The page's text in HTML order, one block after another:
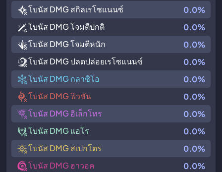
โบนัส DMG สกิลเรโซแนนซ์
0.0%
โบนัส DMG โจมตีปกติ
0.0%
โบนัส DMG โจมตีหนัก
0.0%
โบนัส DMG ปลดปล่อยเรโซแนนซ์
0.0%
โบนัส DMG กลาซิโอ
0.0%
โบนัส DMG ฟิวชัน
0.0%
โบนัส DMG อิเล็กโทร
0.0%
โบนัส DMG แอโร
0.0%
โบนัส DMG สเปกโตร
0.0%
โบนัส DMG ฮาวอค
0.0%